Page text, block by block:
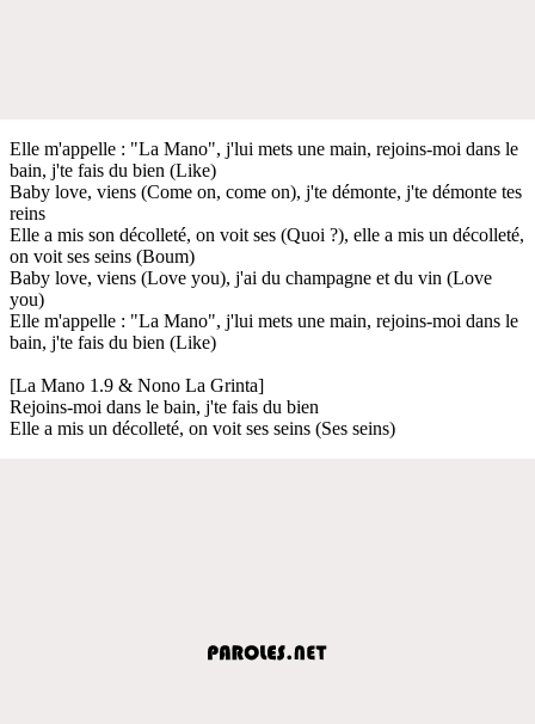
Elle m'appelle : "La Mano", j'lui mets une main, rejoins-moi dans le
bain, j'te fais du bien (Like)
Baby love, viens (Come on, come on), j'te démonte, j'te démonte tes
reins
Elle a mis son décolleté, on voit ses (Quoi ?), elle a mis un décolleté,
on voit ses seins (Boum)
Baby love, viens (Love you), j'ai du champagne et du vin (Love
you)
Elle m'appelle : "La Mano", j'lui mets une main, rejoins-moi dans le
bain, j'te fais du bien (Like)
[La Mano 1.9 & Nono La Grinta]
Rejoins-moi dans le bain, j'te fais du bien
Elle a mis un décolleté, on voit ses seins (Ses seins)